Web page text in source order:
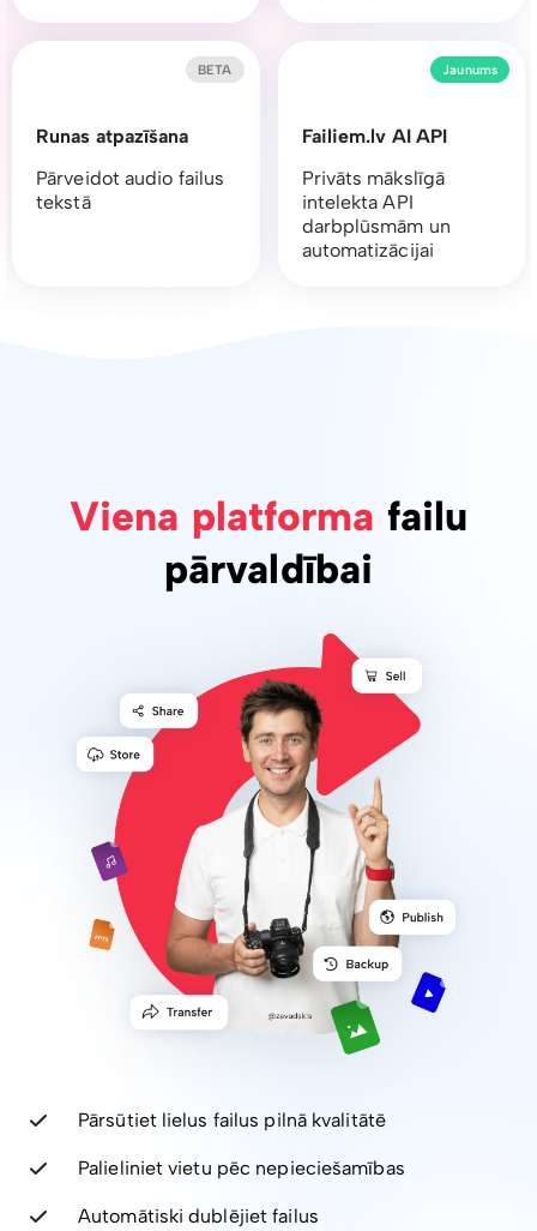
Runas atpazīšana
Pārveidot audio failus
tekstā
BETA
Failiem.lv AI API
Privāts mākslīgā
intelekta API
darbplūsmām un
automatizācijai
Jaunums
Viena platforma failu
pārvaldībai
Pārsūtiet lielus failus pilnā kvalitātē
Palieliniet vietu pēc nepieciešamības
Automātiski dublējiet failus